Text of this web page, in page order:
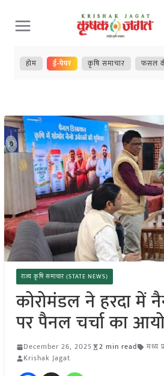
Skip
to
content
होम ई-पेपर कृषि समाचार फसल
राज्य कृषि समाचार (STATE NEWS)
कोरोमंडल ने हरदा में
पर पैनल चर्चा का
December 26, 2025 2 min read मध्य
Krishak Jagat